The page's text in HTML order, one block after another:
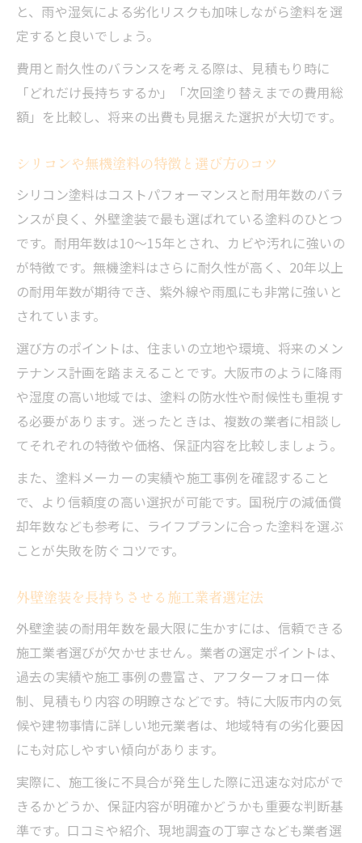
と、雨や湿気による劣化リスクも加味しながら塗料を選
定すると良いでしょう。
費用と耐久性のバランスを考える際は、見積もり時に
「どれだけ長持ちするか」「次回塗り替えまでの費用総
額」を比較し、将来の出費も見据えた選択が大切です。
シリコンや無機塗料の特徴と選び方のコツ
シリコン塗料はコストパフォーマンスと耐用年数のバラ
ンスが良く、外壁塗装で最も選ばれている塗料のひとつ
です。耐用年数は10～15年とされ、カビや汚れに強いの
が特徴です。無機塗料はさらに耐久性が高く、20年以上
の耐用年数が期待でき、紫外線や雨風にも非常に強いと
されています。
選び方のポイントは、住まいの立地や環境、将来のメン
テナンス計画を踏まえることです。大阪市のように降雨
や湿度の高い地域では、塗料の防水性や耐候性も重視す
る必要があります。迷ったときは、複数の業者に相談し
てそれぞれの特徴や価格、保証内容を比較しましょう。
また、塗料メーカーの実績や施工事例を確認すること
で、より信頼度の高い選択が可能です。国税庁の減価償
却年数なども参考に、ライフプランに合った塗料を選ぶ
ことが失敗を防ぐコツです。
外壁塗装を長持ちさせる施工業者選定法
外壁塗装の耐用年数を最大限に生かすには、信頼できる
施工業者選びが欠かせません。業者の選定ポイントは、
過去の実績や施工事例の豊富さ、アフターフォロー体
制、見積もり内容の明瞭さなどです。特に大阪市内の気
候や建物事情に詳しい地元業者は、地域特有の劣化要因
にも対応しやすい傾向があります。
実際に、施工後に不具合が発生した際に迅速な対応がで
きるかどうか、保証内容が明確かどうかも重要な判断基
準です。口コミや紹介、現地調査の丁寧さなども業者選